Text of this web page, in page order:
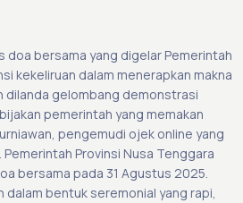
doa bersama yang digelar Pemerintah
kekeliruan dalam menerapkan makna
dilanda gelombang demonstrasi
pemerintah yang memakan
pengemudi ojek online yang
Provinsi Nusa Tenggara
bersama pada 31 Agustus 2025.
dalam bentuk seremonial yang rapi,